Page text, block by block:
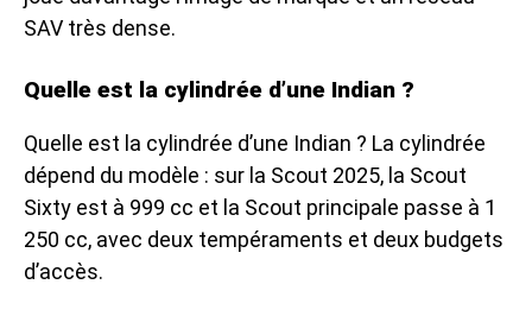
SAV très dense.
Quelle est la cylindrée d’une Indian ?
Quelle est la cylindrée d’une Indian ? La cylindrée
dépend du modèle : sur la Scout 2025, la Scout
Sixty est à 999 cc et la Scout principale passe à 1
250 cc, avec deux tempéraments et deux budgets
d’accès.